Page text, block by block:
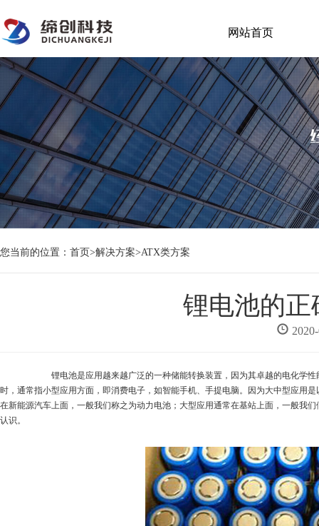
网站首页
您当前的位置： 首页>解决方案>ATX类方案
锂电池的
锂电池是应用越来越广泛的一种储能转换装置，因为其卓越的电化学性能
时，通常指小型应用方面，即消费电子，如智能手机、手提电脑。因为大中型应用
在新能源汽车上面，一般我们称之为动力电池；大型应用通常在基站上面，一般我
认识。